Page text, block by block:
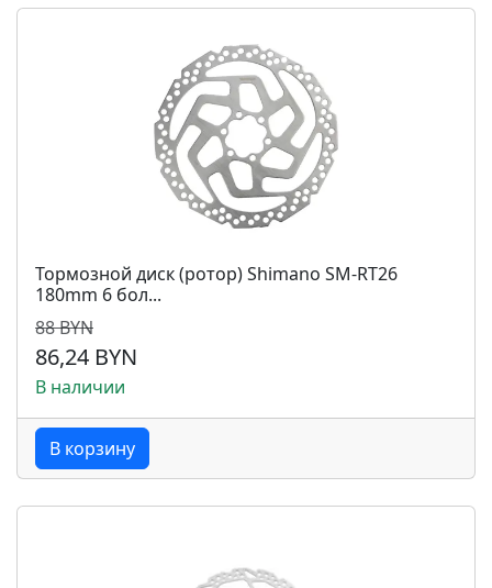
Тормозной диск (ротор) Shimano SM-RT26
180mm 6 бол...
88 BYN
86,24 BYN
В наличии
В корзину